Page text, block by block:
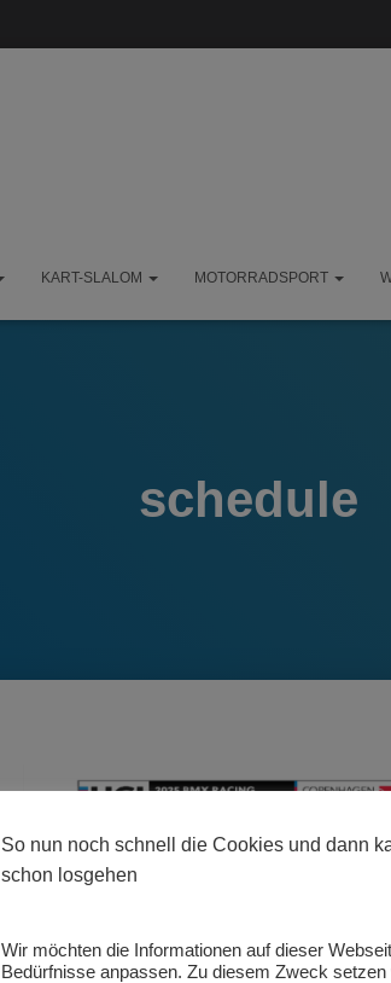
KART-SLALOM MOTORRADSPORT
schedule
So nun noch schnell die Cookies und dann
schon losgehen
Wir möchten die Informationen auf dieser
Bedürfnisse anpassen. Zu diesem Zweck setzen